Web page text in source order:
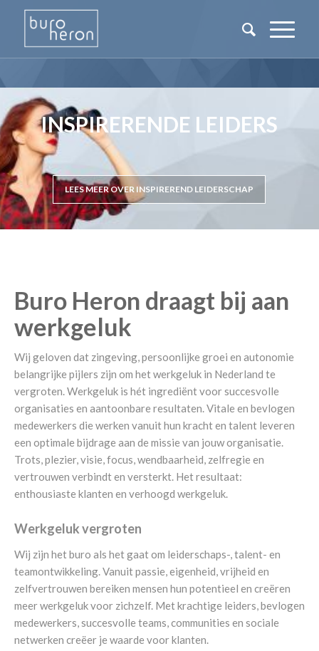
INSPIRERENDE LEIDERS
LEES MEER OVER INSPIREREND LEIDERSCHAP
Buro Heron draagt bij aan
werkgeluk
Wij geloven dat zingeving, persoonlijke groei en autonomie
belangrijke pijlers zijn om het werkgeluk in Nederland te
vergroten. Werkgeluk is hét ingrediënt voor succesvolle
organisaties en aantoonbare resultaten. Vitale en bevlogen
medewerkers die werken vanuit hun kracht en talent leveren
een optimale bijdrage aan de missie van jouw organisatie.
Trots, plezier, visie, focus, wendbaarheid, zelfregie en
vertrouwen verbindt en versterkt. Het resultaat:
enthousiaste klanten en verhoogd werkgeluk.
Werkgeluk vergroten
Wij zijn het buro als het gaat om leiderschaps-, talent- en
teamontwikkeling. Vanuit passie, eigenheid, vrijheid en
zelfvertrouwen bereiken mensen hun potentieel en creëren
meer werkgeluk voor zichzelf. Met krachtige leiders, bevlogen
medewerkers, succesvolle teams, communities en sociale
netwerken creëer je waarde voor klanten.